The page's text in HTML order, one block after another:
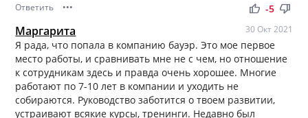
Ответить ••• thumb_up thumb_down
-5
Маргарита 30 Окт 2021
Я рада, что попала в компанию бауэр. Это мое первое
место работы, и сравнивать мне не с чем, но отношение
к сотрудникам здесь и правда очень хорошее. Многие
работают по 7-10 лет в компании и уходить не
собираются. Руководство заботится о твоем развитии,
устраивают всякие курсы, тренинги. Недавно был